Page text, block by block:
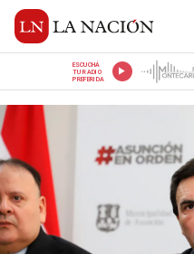
ESCUCHÁ
TU RADIO
PREFERIDA